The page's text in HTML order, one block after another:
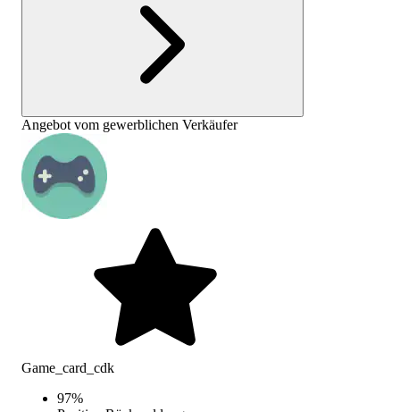
Angebot vom gewerblichen Verkäufer
Game_card_cdk
97%